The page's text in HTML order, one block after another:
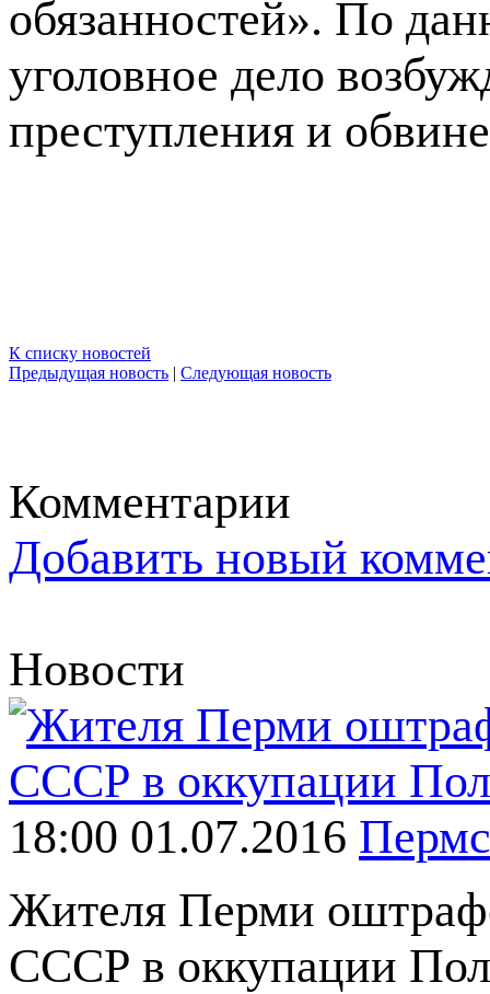
обязанностей». По
уголовное дело
преступления и
К списку новостей
Предыдущая новость | Следующая новость
Комментарии
Добавить новый
Новости
18:00 01.07.2016
Жителя Перми
СССР в оккупации